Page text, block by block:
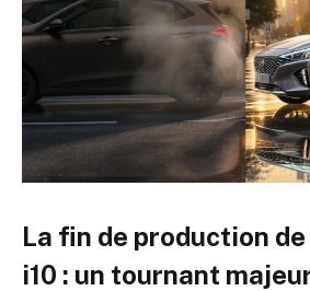
La fin de production
i10 : un tournant